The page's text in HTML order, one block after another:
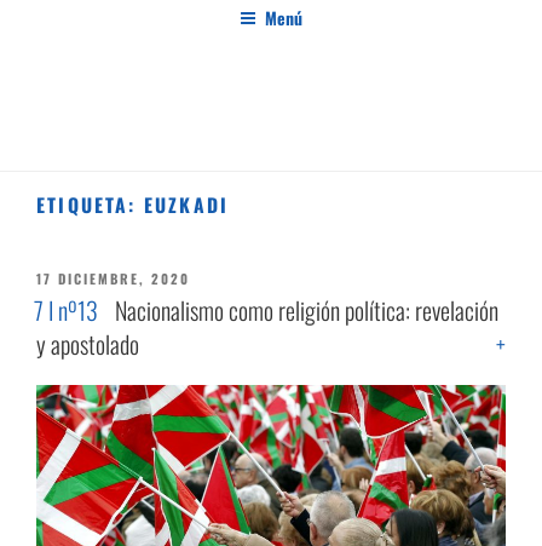
Menú
ETIQUETA: EUZKADI
PUBLICADO
EL
17 DICIEMBRE, 2020
7 I nº13 Nacionalismo como religión política: revelación
y apostolado
+